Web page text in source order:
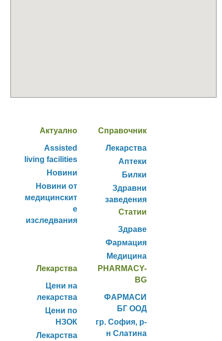
Актуално
Assisted
living facilities
Новини
Новини от
медицинскит
е
изследвания
Справочник
Лекарства
Аптеки
Билки
Здравни
заведения
Статии
Здраве
Фармация
Медицина
Лекарства
Цени на
лекарства
Цени по
НЗОК
Лекарства
PHARMACY-
BG
ФАРМАСИ
БГ ООД
гр. София, р-
н Слатина